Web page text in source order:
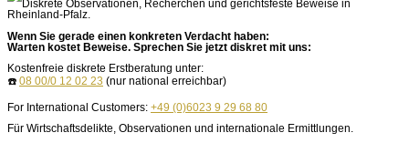
Wenn Sie gerade einen konkreten Verdacht haben:
Warten kostet Beweise. Sprechen Sie jetzt diskret mit uns:
Kostenfreie diskrete Erstberatung unter:
☎️ 08 00/0 12 02 23 (nur national erreichbar)
For International Customers: +49 (0)6023 9 29 68 80
Für Wirtschaftsdelikte, Observationen und internationale Ermittlungen.